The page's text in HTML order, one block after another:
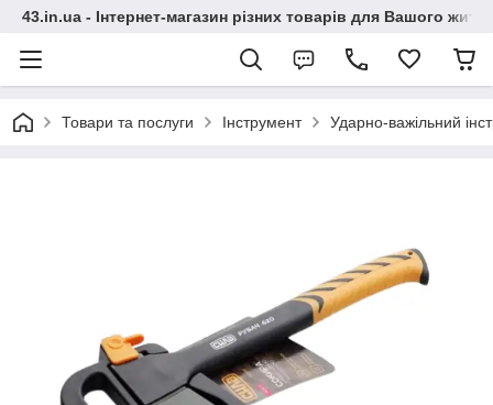
43.in.ua - Інтернет-магазин різних товарів для Вашого
Товари та послуги Інструмент Ударно-важільний